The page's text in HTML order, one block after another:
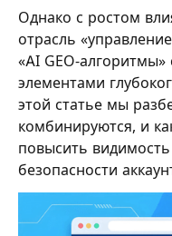
Однако с ростом
отрасль
«AI GEO-
элементами
этой статье мы
комбинируются, и
повысить
безопасности